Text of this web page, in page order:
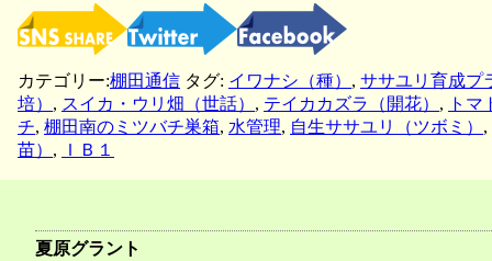
カテゴリー:棚田通信 タグ: イワナシ（種） , ササユリ育成プ
培） , スイカ・ウリ畑（世話） , テイカカズラ（開花） ,
トマ
チ, 棚田南のミツバチ巣箱, 水管理, 自生ササユリ（ツボミ） ,
苗） , ＩＢ１
夏原グラント